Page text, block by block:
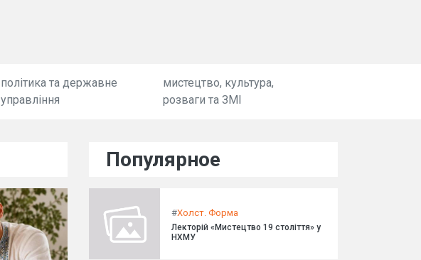
політика та державне
управління
мистецтво, культура,
розваги та ЗМІ
Популярное
#Холст. Форма
Лекторій «Мистецтво 19 століття» у
НХМУ